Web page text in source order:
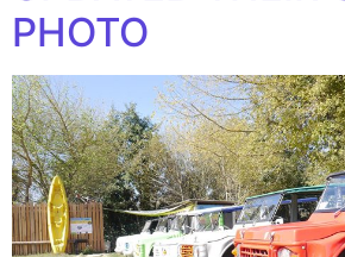
PHOTO